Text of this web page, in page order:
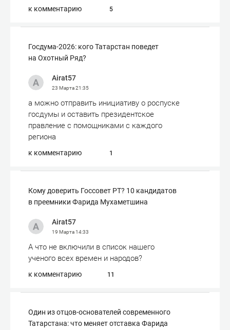
к комментарию 5
Госдума-2026: кого Татарстан поведет
на Охотный Ряд?
Airat57
23 Марта21:35
а можно отправить инициативу о роспуске
госдумы и оставить президентское
правление с помощниками с каждого
региона
к комментарию 1
Кому доверить Госсовет РТ? 10 кандидатов
в преемники Фарида Мухаметшина
Airat57
19 Марта14:33
А что не включили в список нашего
ученого всех времен и народов?
к комментарию 11
Один из отцов-основателей современного
Татарстана: что меняет отставка Фарида